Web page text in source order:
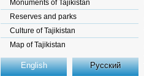
Monuments of Tajikistan
Reserves and parks
Culture of Tajikistan
Map of Tajikistan
English Русский